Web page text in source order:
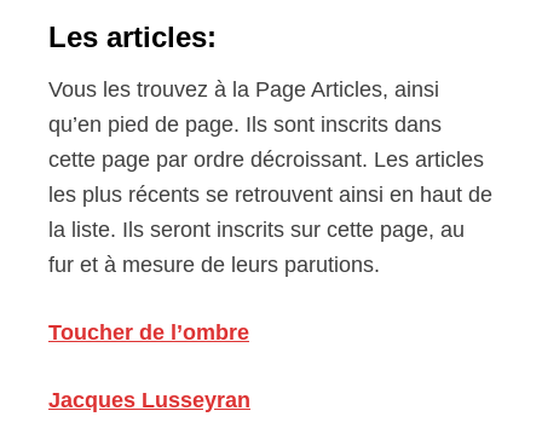
Les articles:
Vous les trouvez à la Page Articles, ainsi
qu’en pied de page. Ils sont inscrits dans
cette page par ordre décroissant. Les articles
les plus récents se retrouvent ainsi en haut de
la liste. Ils seront inscrits sur cette page, au
fur et à mesure de leurs parutions.
Toucher de l’ombre
Jacques Lusseyran